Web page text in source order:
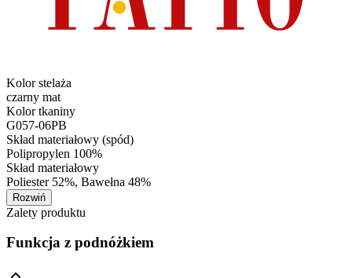
Kolor stelaża
czarny mat
Kolor tkaniny
G057-06PB
Skład materiałowy (spód)
Polipropylen 100%
Skład materiałowy
Poliester 52%, Bawełna 48%
Rozwiń
Zalety produktu
Funkcja z podnóżkiem